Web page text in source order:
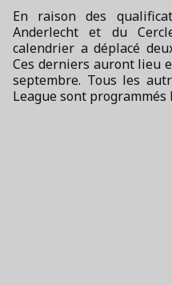
En raison des
Anderlecht et du
calendrier a déplacé
Ces derniers auront lieu
septembre. Tous les
League sont programmés